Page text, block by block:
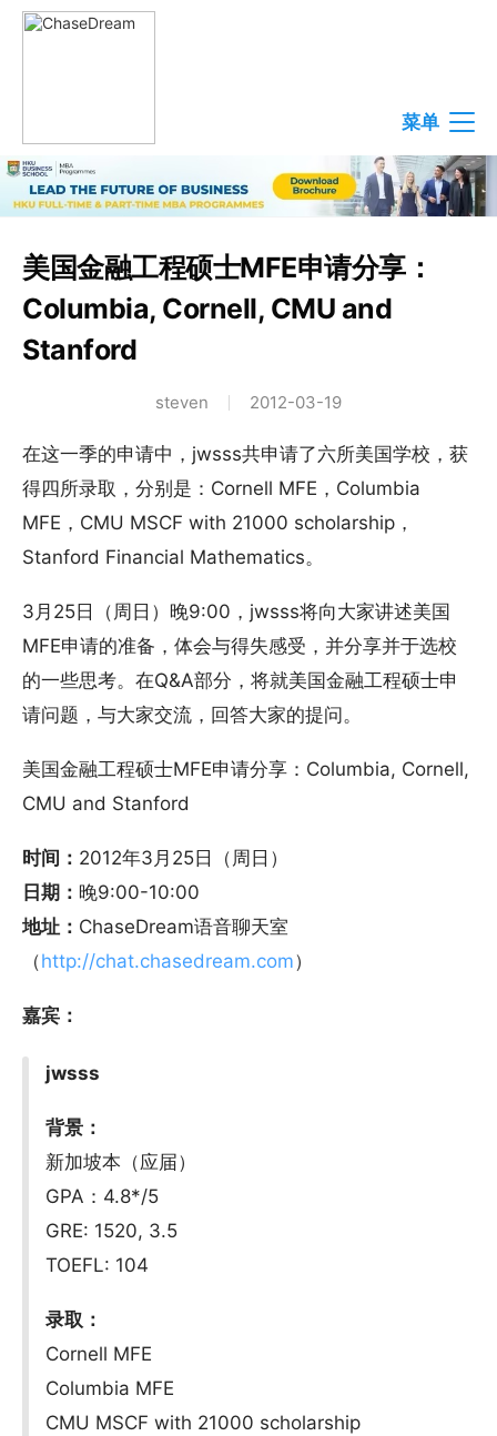
菜单
美国金融工程硕士MFE申请分享：
Columbia, Cornell, CMU and
Stanford
steven 2012-03-19
在这一季的申请中，jwsss共申请了六所美国学校，获
得四所录取，分别是：Cornell MFE，Columbia
MFE，CMU MSCF with 21000 scholarship，
Stanford Financial Mathematics。
3月25日（周日）晚9:00，jwsss将向大家讲述美国
MFE申请的准备，体会与得失感受，并分享并于选校
的一些思考。在Q&A部分，将就美国金融工程硕士申
请问题，与大家交流，回答大家的提问。
美国金融工程硕士MFE申请分享：Columbia, Cornell,
CMU and Stanford
时间： 2012年3月25日（周日）
日期： 晚9:00-10:00
地址： ChaseDream语音聊天室
（http://chat.chasedream.com）
嘉宾：
jwsss
背景：
新加坡本（应届）
GPA：4.8*/5
GRE: 1520, 3.5
TOEFL: 104
录取：
Cornell MFE
Columbia MFE
CMU MSCF with 21000 scholarship